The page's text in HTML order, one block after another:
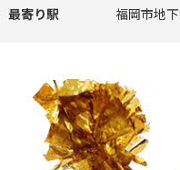
最寄り駅
福岡市地